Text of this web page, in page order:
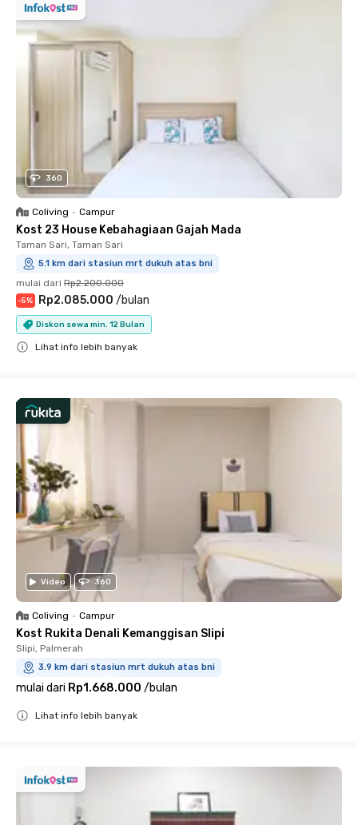
360
Coliving • Campur
Kost 23 House Kebahagiaan Gajah Mada
Taman Sari, Taman Sari
5.1 km dari stasiun mrt dukuh atas bni
mulai dari Rp2.200.000
-5% Rp2.085.000 /bulan
Diskon sewa min. 12 Bulan
Lihat info lebih banyak
Video 360
Coliving • Campur
Kost Rukita Denali Kemanggisan Slipi
Slipi, Palmerah
3.9 km dari stasiun mrt dukuh atas bni
mulai dari Rp1.668.000 /bulan
Lihat info lebih banyak